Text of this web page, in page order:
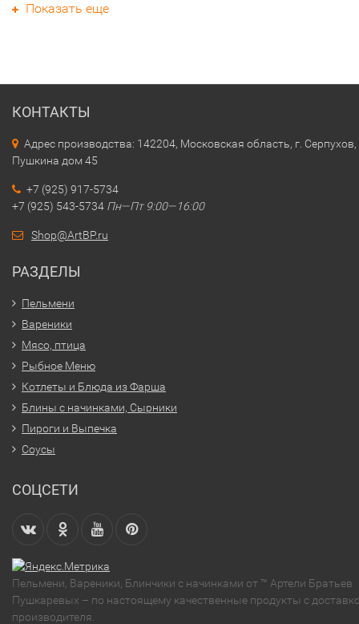
Начнем с теста, нашей гордости! Мы колдуем над ним
скупимся. В каждом пироге – настоящее сокровище!
Крупные, сочные куски отборной северной рыбы,
приправленные букетом ароматных трав. Это не
Желаете устроить себе и дорогим людям маленькую
вкусовую феерию?
на сайте или позвоните нам! Мы уже ждем!
Показать еще
КОНТАКТЫ
Адрес производства: 142204, Московская область, г. Серпухов,
Пушкина дом 45
+7 (925) 917-5734
+7 (925) 543-5734 Пн—Пт 9:00—16:00
Shop@ArtBP.ru
РАЗДЕЛЫ
Пельмени
Вареники
Мясо, птица
Рыбное Меню
Котлеты и Блюда из Фарша
Блины с начинками, Сырники
Пироги и Выпечка
Соусы
СОЦСЕТИ
Пельмени, Вареники, Блинчики с начинками от ™ Артели Братьев
Пушкаревых – по настоящему качественные продукты с
производителя.